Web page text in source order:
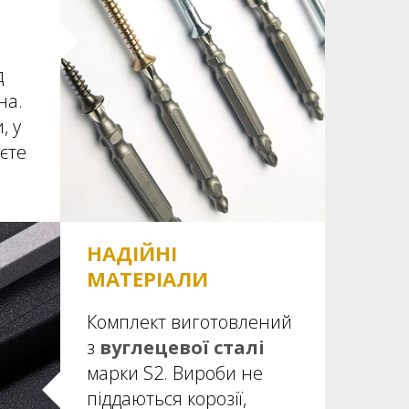
у
НАДІЙНІ
МАТЕРІАЛИ
Комплект виготовлений
з вуглецевої сталі
марки S2. Вироби не
піддаються корозії,